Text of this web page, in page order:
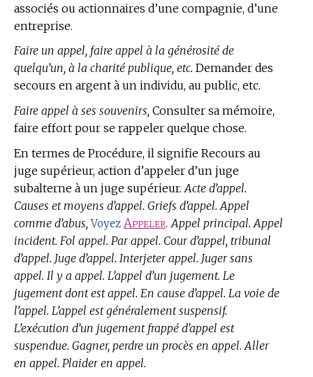
associés ou actionnaires d’une compagnie, d’une
entreprise.
Faire un appel, faire appel à la générosité de
quelqu’un, à la charité publique, etc. Demander des
secours en argent à un individu, au public, etc.
Faire appel à ses souvenirs, Consulter sa mémoire,
faire effort pour se rappeler quelque chose.
En termes de Procédure, il signifie Recours au
juge supérieur, action d’appeler d’un juge
subalterne à un juge supérieur. Acte d’appel.
Causes et moyens d’appel. Griefs d’appel. Appel
comme d’abus, Voyez Appeler. Appel principal. Appel
incident. Fol appel. Par appel. Cour d’appel, tribunal
d’appel. Juge d’appel. Interjeter appel. Juger sans
appel. Il y a appel. L’appel d’un jugement. Le
jugement dont est appel. En cause d’appel. La voie de
l’appel. L’appel est généralement suspensif.
L’exécution d’un jugement frappé d’appel est
suspendue. Gagner, perdre un procès en appel. Aller
en appel. Plaider en appel.